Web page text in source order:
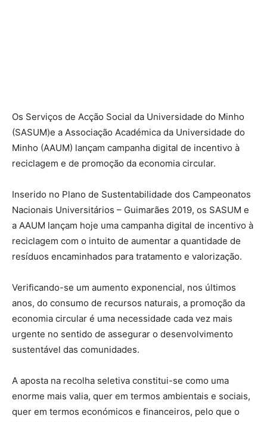
Os Serviços de Acção Social da Universidade do Minho
(SASUM)e a Associação Académica da Universidade do
Minho (AAUM) lançam campanha digital de incentivo à
reciclagem e de promoção da economia circular.
Inserido no Plano de Sustentabilidade dos Campeonatos
Nacionais Universitários – Guimarães 2019, os SASUM e
a AAUM lançam hoje uma campanha digital de incentivo à
reciclagem com o intuito de aumentar a quantidade de
resíduos encaminhados para tratamento e valorização.
Verificando-se um aumento exponencial, nos últimos
anos, do consumo de recursos naturais, a promoção da
economia circular é uma necessidade cada vez mais
urgente no sentido de assegurar o desenvolvimento
sustentável das comunidades.
A aposta na recolha seletiva constitui-se como uma
enorme mais valia, quer em termos ambientais e sociais,
quer em termos económicos e financeiros, pelo que o